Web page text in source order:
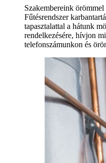
Szakembereink
Fűtésrendszer
tapasztalattal a hátunk
rendelkezésére, hívjon
telefonszámunkon és